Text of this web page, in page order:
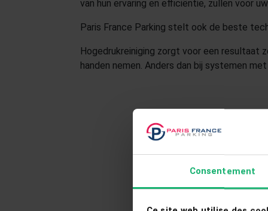
Consentement
van hun ervaring en efficiëntie, zullen voor
Paris France Parking stelt ook de beste
Hogedrukreiniging zorgt voor een resultaat
handen nemen. Anders dan bij systemen
4 rue du Clos
+331 44 64